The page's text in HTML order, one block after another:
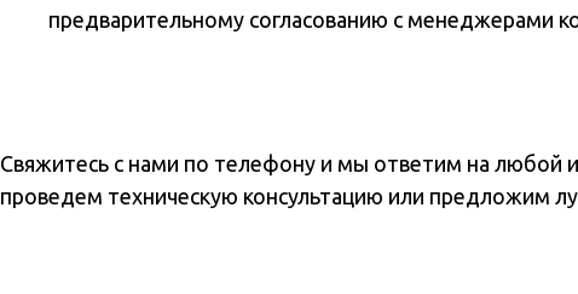
предварительному согласованию с менеджерами
Свяжитесь с нами по телефону и мы ответим на любой
проведем техническую консультацию или предложим